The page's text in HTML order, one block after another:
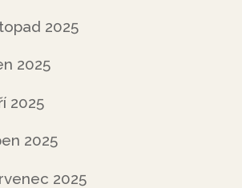
2025
2025
2025
2025
2025